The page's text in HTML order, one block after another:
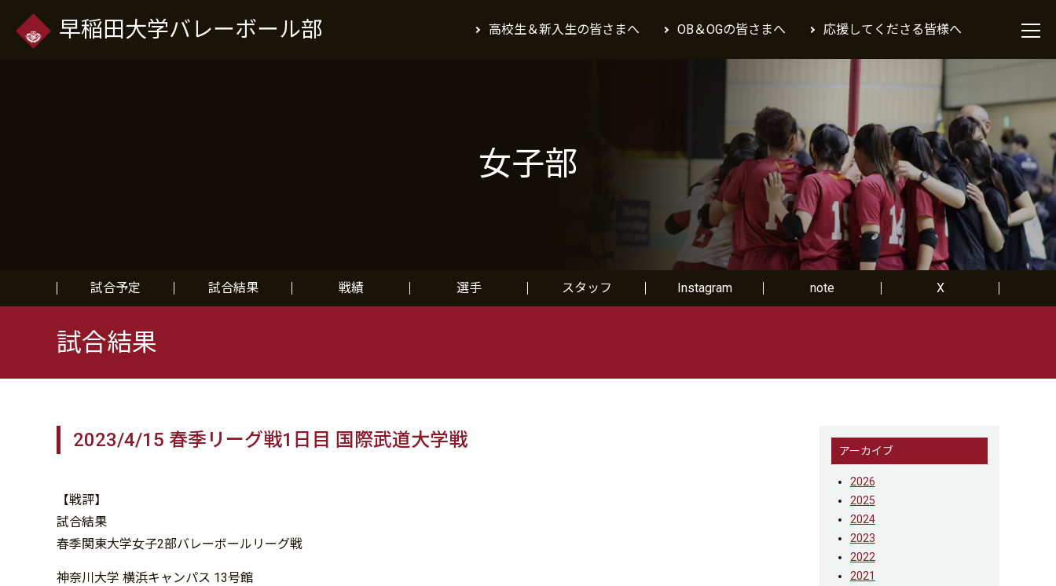
早稲田大学バレーボール部 高校生＆新入生の皆さまへ OB＆OGの皆さまへ 応援してくださる皆様へ
女子部
試合予定 試合結果 戦績 選手 スタッフ Instagram note X
試合結果
2023/4/15 春季リーグ戦1日目 国際武道大学戦
【戦評】
試合結果
春季関東大学女子2部バレーボールリーグ戦
神奈川大学 横浜キャンパス 13号館
アーカイブ
2026
2025
2024
2023
2022
2021